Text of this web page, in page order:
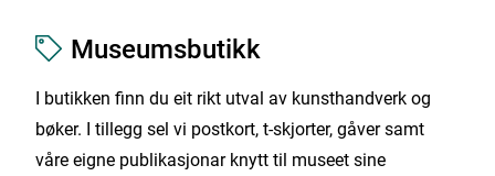
Museumsbutikk
I butikken finn du eit rikt utval av kunsthandverk og
bøker. I tillegg sel vi postkort, t-skjorter, gåver samt
våre eigne publikasjonar knytt til museet sine